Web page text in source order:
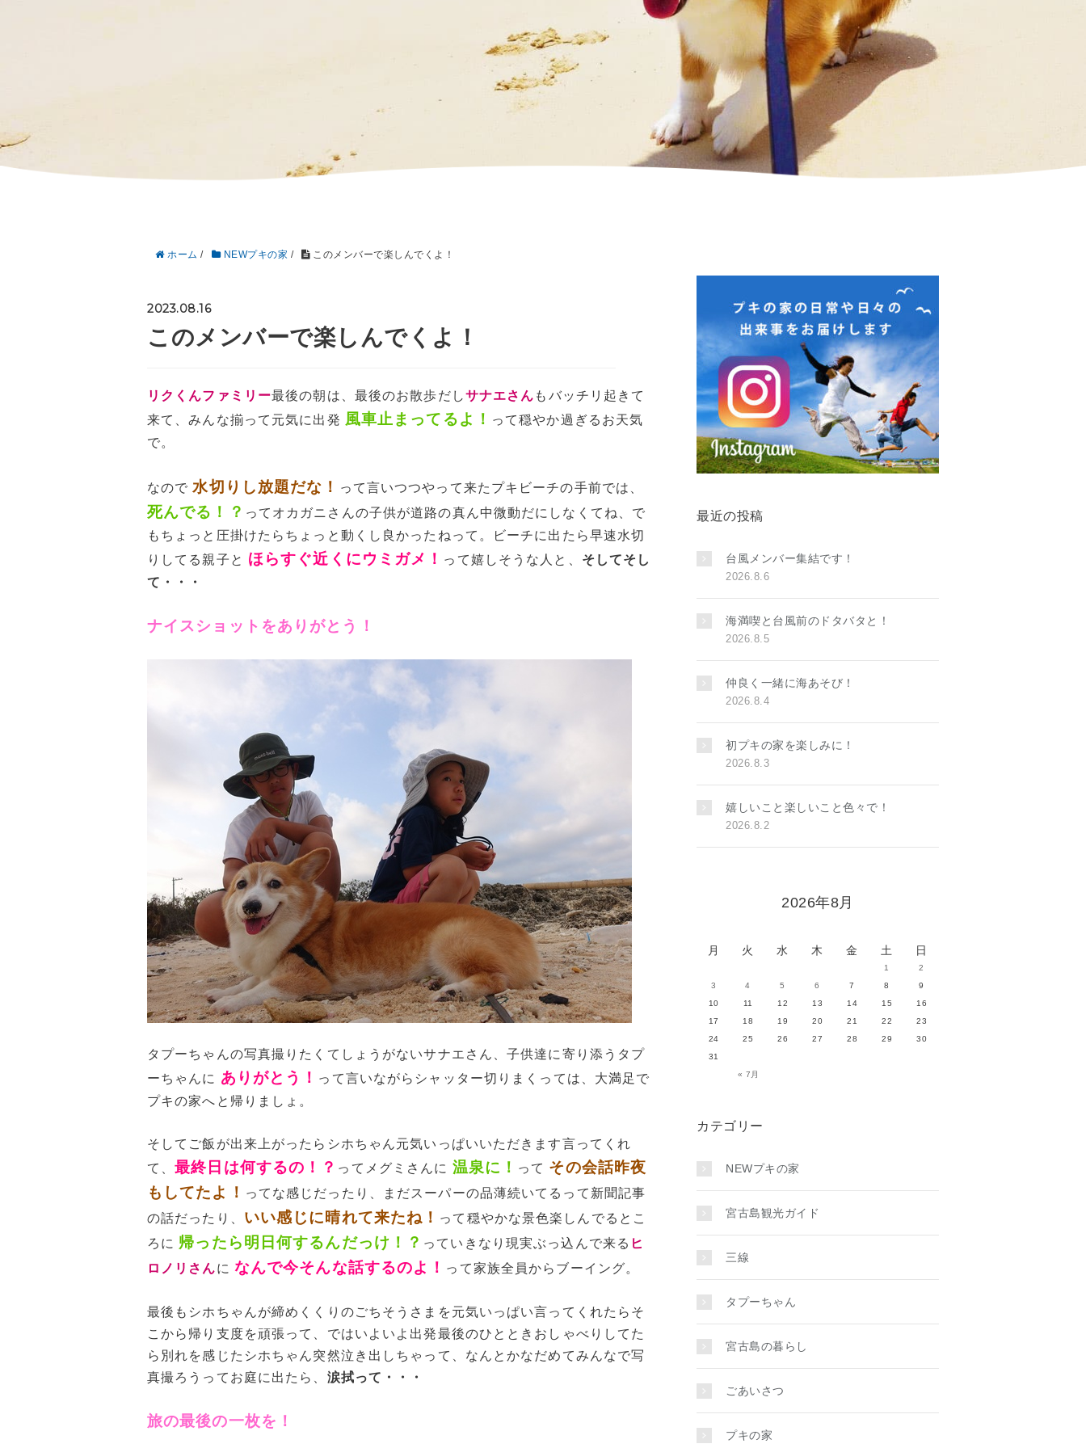
ホーム / NEWプキの家 / このメンバーで楽しんでくよ！
2023.08.16
このメンバーで楽しんでくよ！
リクくんファミリー最後の朝は、最後のお散歩だしサナエさん もバッチリ起きて
来て、みんな揃って元気に出発 風車止まってるよ！ って穏やか過ぎるお天気
で。
なので水切りし放題だな！ って言いつつやって来たプキビーチの手前では、
死んでる！？ ってオカガニさんの子供が道路の真ん中微動だにしなくてね、で
もちょっと圧掛けたらちょっと動くし良かったねって。ビーチに出たら早速水切
りしてる親子と ほらすぐ近くにウミガメ！ って嬉しそうな人と、 そしてそし
て・・・
ナイスショットをありがとう！
タプーちゃんの写真撮りたくてしょうがないサナエさん、子供達に寄り添うタプ
ーちゃんに ありがとう！ って言いながらシャッター切りまくっては、大満足で
プキの家へと帰りましょ。
そしてご飯が出来上がったらシホちゃん元気いっぱいいただきます言ってくれ
て、最終日は何するの！？ ってメグミさんに 温泉に！ って その会話昨夜
もしてたよ！ ってな感じだったり、まだスーパーの品薄続いてるって新聞記事
の話だったり、 いい感じに晴れて来たね！ って穏やかな景色楽しんでるとこ
ろに 帰ったら明日何するんだっけ！？ っていきなり現実ぶっ込んで来る ヒ
ロノリさんに なんで今そんな話するのよ！ って家族全員からブーイング。
最後もシホちゃんが締めくくりのごちそうさまを元気いっぱい言ってくれたらそ
こから帰り支度を頑張って、ではいよいよ出発最後のひとときおしゃべりしてた
ら別れを感じたシホちゃん突然泣き出しちゃって、なんとかなだめてみんなで写
真撮ろうってお庭に出たら、 涙拭って・・・
旅の最後の一枚を！
最近の投稿
台風メンバー集結です！
2026.8.6
海満喫と台風前のドタバタと！
2026.8.5
仲良く一緒に海あそび！
2026.8.4
初プキの家を楽しみに！
2026.8.3
嬉しいこと楽しいこと色々で！
2026.8.2
2026年8月
月 火 水 木 金 土 日
« 7月
1
2
3
4 5 6 7 8
9
10
11 12 13 14 15
16
17
18 19 20 21 22
23
24
25 26 27 28 29
30
31
カテゴリー
NEWプキの家
宮古島観光ガイド
三線
タプーちゃん
宮古島の暮らし
ごあいさつ
プキの家